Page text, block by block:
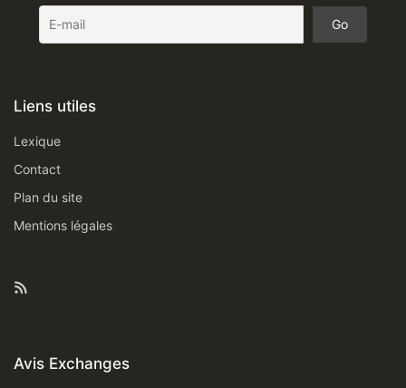
Liens utiles
Lexique
Contact
Plan du site
Mentions légales
Feed RSS
Avis Exchanges